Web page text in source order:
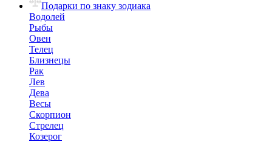
Подарки по знаку зодиака
Водолей
Рыбы
Овен
Телец
Близнецы
Рак
Лев
Дева
Весы
Скорпион
Стрелец
Козерог